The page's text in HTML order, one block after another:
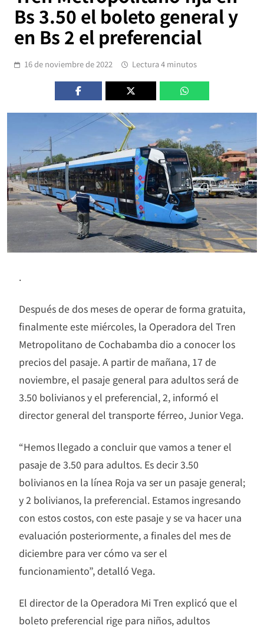
Bs 3.50 el boleto general y
en Bs 2 el preferencial
16 de noviembre de 2022 Lectura 4 minutos
.
Después de dos meses de operar de forma gratuita,
finalmente este miércoles, la Operadora del Tren
Metropolitano de Cochabamba dio a conocer los
precios del pasaje. A partir de mañana, 17 de
noviembre, el pasaje general para adultos será de
3.50 bolivianos y el preferencial, 2, informó el
director general del transporte férreo, Junior Vega.
“Hemos llegado a concluir que vamos a tener el
pasaje de 3.50 para adultos. Es decir 3.50
bolivianos en la línea Roja va ser un pasaje general;
y 2 bolivianos, la preferencial. Estamos ingresando
con estos costos, con este pasaje y se va hacer una
evaluación posteriormente, a finales del mes de
diciembre para ver cómo va ser el
funcionamiento”, detalló Vega.
El director de la Operadora Mi Tren explicó que el
boleto preferencial rige para niños, adultos